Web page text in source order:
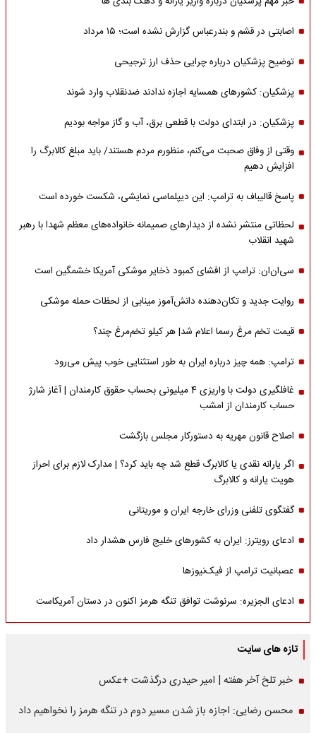
اصابتی در قشم و بندرعباس گزارش نشده است؛ ۱۵ مرداد
توضیح پزشکیان درباره چرایی حذف ارز ترجیحی
پزشکیان: کشورهای همسایه اجازه ندادند ضدنقلاب وارد شوند
پزشکیان: در ابتدای دولت با قطعی برق، آب و گاز مواجه بودیم
وقتی از وفاق صحبت می‌کنم، منظورم مردم هستند/ باید مبلغ کالابرگ را
افزایش دهیم
پاسخ قالیباف به ترامپ: این دیپلماسی نمایشی، شکست خورده است
لحظاتی منتشر نشده از دیدارهای صمیمانه خانواده‌های معظم شهدا با رهبر
شهید انقلاب
سی‌ان‌ان: ترامپ از افشای کمبود ذخایر موشکی آمریکا خشمگین است
روایت جدید و تکان‌دهنده دانش‌آموز مینابی از لحظات حمله موشکی
قیمت تخم مرغ رسما اعلام شد| هر کیلو تخم‌مرغ چند؟
ترامپ: همه چیز درباره ایران به طور استثنایی خوب پیش می‌رود
غافلگیری دولت با واریزی 4 میلیونی بحساب حقوق کارمندان | آغاز شارژ
حساب کارمندان از امشب
اصلاح قانون مهریه به دستورکار مجلس بازگشت
اگر یارانه نقدی یا کالابرگ قطع شد چه باید کرد؟ | مدارک لازم برای احراز
هویت یارانه و کالابرگ
گفتگوی تلفنی وزرای خارجه ایران و موریتانی
ادعای رویترز: ایران به کشورهای خلیج فارس هشدار داد
عصبانیت ترامپ از فیک‌نیوزها
ادعای الجزیره: سرنوشت توافق تنگه هرمز اکنون در دستان آمریکاست
تازه های سایت
خبر تلخ آخر هفته | امیر حیدری درگذشت +عکس
محسن رضایی: اجازه باز شدن مسیر دوم در تنگه هرمز را نخواهیم داد